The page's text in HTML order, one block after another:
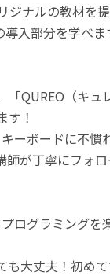
ナルの教材を提
入部分を学べま
QUREO（キュ
！
ーボードに不慣
が丁寧にフォ
ログラミングを
大丈夫！初め